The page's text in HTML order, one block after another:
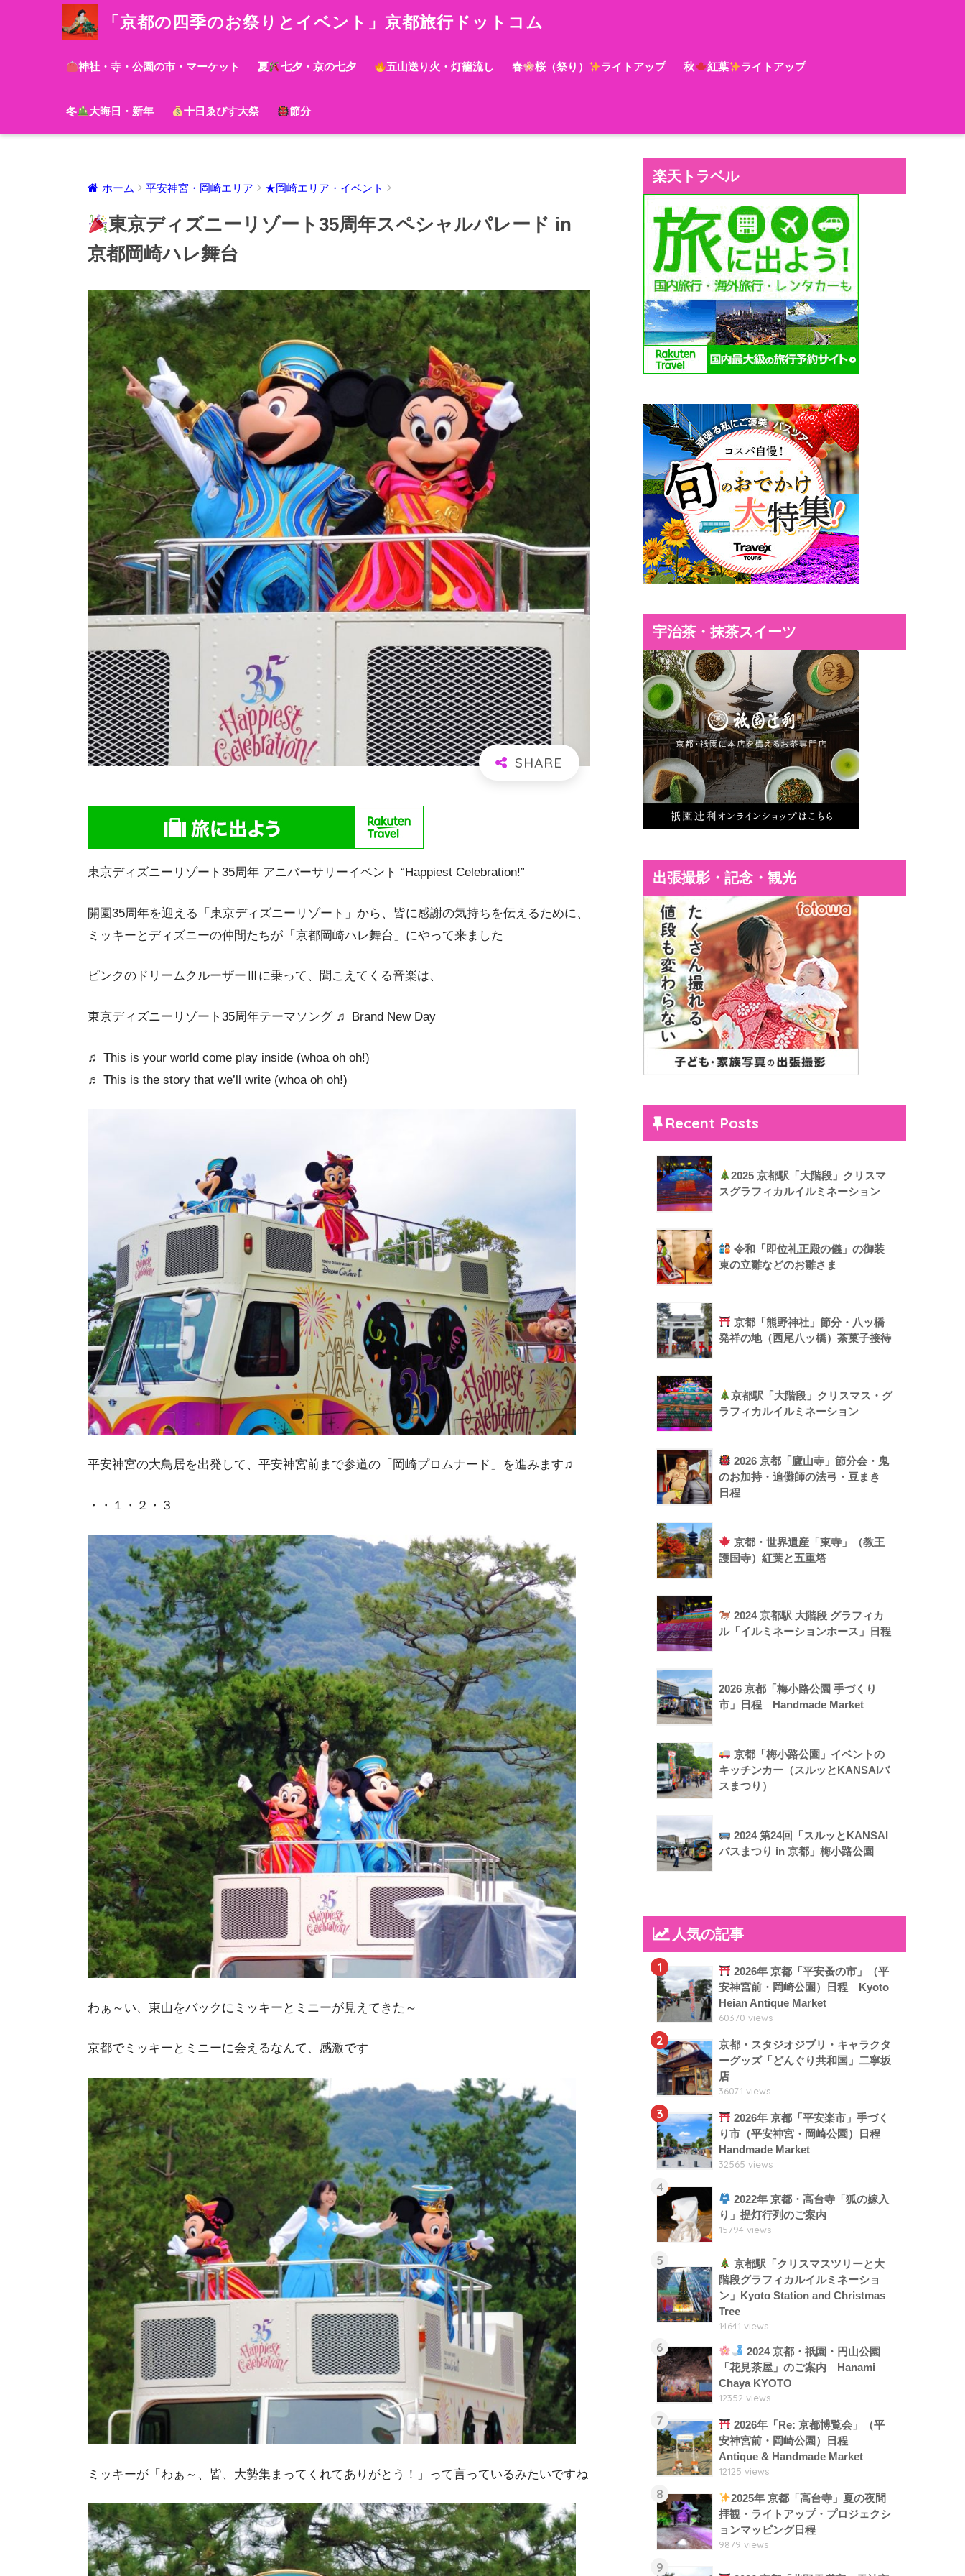
「京都の四季のお祭りとイベント」京都旅行ドットコム
神社・寺・公園の市・マーケット 夏 七夕・京の七夕 五山送り火・灯籠流し 春 桜（祭り） ライトアップ 秋 紅葉 ライトアップ
冬 大晦日・新年 十日ゑびす大祭 節分
ホーム 平安神宮・岡崎エリア ★岡崎エリア・イベント
東京ディズニーリゾート35周年スペシャルパレード in
京都岡崎ハレ舞台
東京ディズニーリゾート35周年 アニバーサリーイベント “Happiest Celebration!”
開園35周年を迎える「東京ディズニーリゾート」から、皆に感謝の気持ちを伝えるために、
ミッキーとディズニーの仲間たちが 「京都岡崎ハレ舞台」にやって来ました
ピンクのドリームクルーザーⅢに乗って、聞こえてくる音楽は、
東京ディズニーリゾート35周年テーマソング ♬ Brand New Day
♬ This is your world come play inside (whoa oh oh!)
♬ This is the story that we’ll write (whoa oh oh!)
平安神宮の大鳥居を出発して、平安神宮前まで参道の「岡崎プロムナード」を進みます♫
・・１・２・３
わぁ～い、東山をバックにミッキーとミニーが見えてきた～
京都でミッキーとミニーに会えるなんて、感激です
ミッキーが「わぁ～、皆、大勢集まってくれてありがとう！」って言っているみたいですね
楽天トラベル
宇治茶・抹茶スイーツ
出張撮影・記念・観光
Recent Posts
2025 京都駅「大階段」クリスマ
スグラフィカルイルミネーション
令和「即位礼正殿の儀」の御装
束の立雛などのお雛さま
京都「熊野神社」節分・八ッ橋
発祥の地（西尾八ッ橋）茶菓子接待
京都駅「大階段」クリスマス・グ
ラフィカルイルミネーション
2026 京都「廬山寺」節分会・鬼
のお加持・追儺師の法弓・豆まき
日程
京都・世界遺産「東寺」（教王
護国寺）紅葉と五重塔
2024 京都駅 大階段 グラフィカ
ル「イルミネーションホース」日程
2026 京都「梅小路公園 手づくり
市」日程 Handmade Market
京都「梅小路公園」イベントの
キッチンカー（スルッとKANSAIバ
スまつり）
2024 第24回「スルッとKANSAI
バスまつり in 京都」梅小路公園
人気の記事
1
2026年 京都「平安蚤の市」（平
安神宮前・岡崎公園）日程 Kyoto
Heian Antique Market
60370 views
2
京都・スタジオジブリ・キャラクタ
ーグッズ「どんぐり共和国」二寧坂
店
36071 views
3
2026年 京都「平安楽市」手づく
り市（平安神宮・岡崎公園）日程
Handmade Market
32565 views
4
2022年 京都・高台寺「狐の嫁入
り」提灯行列のご案内
15794 views
5
京都駅「クリスマスツリーと大
階段グラフィカルイルミネーショ
ン」Kyoto Station and Christmas
Tree
14641 views
6
2024 京都・祇園・円山公園
「花見茶屋」のご案内 Hanami
Chaya KYOTO
12352 views
7
2026年「Re: 京都博覧会」（平
安神宮前・岡崎公園）日程
Antique & Handmade Market
12125 views
8
2025年 京都「高台寺」夏の夜間
拝観・ライトアップ・プロジェクシ
ョンマッピング日程
9879 views
9